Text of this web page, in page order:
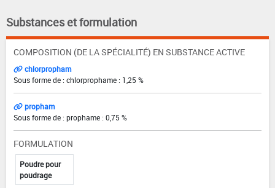
Substances et formulation
COMPOSITION (DE LA SPÉCIALITÉ) EN SUBSTANCE ACTIVE
chlorpropham
Sous forme de : chlorprophame : 1,25 %
propham
Sous forme de : prophame : 0,75 %
FORMULATION
Poudre pour
poudrage